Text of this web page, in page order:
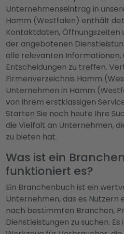
Unternehmenseintrag in
Hamm (Westfalen) enthält
Kontaktdaten, Öffnungszeiten
der angebotenen
alle relevanten Informationen,
Entscheidungen zu treffen.
Firmenverzeichnis Hamm
Unternehmen in Hamm
von ihrem erstklassigen
Starten Sie noch heute Ihre
die Vielfalt an Unternehmen,
zu bieten hat.
Was ist ein
funktioniert es?
Ein Branchenbuch ist ein
Unternehmen, das es Nutzern
nach bestimmten Branchen,
Dienstleistungen zu suchen.